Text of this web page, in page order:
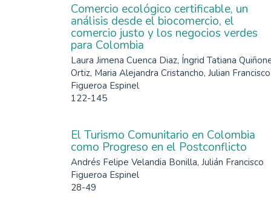
Comercio ecológico certificable, un
análisis desde el biocomercio, el
comercio justo y los negocios verdes
para Colombia
Laura Jimena Cuenca Diaz, Íngrid Tatiana
Ortiz, Maria Alejandra Cristancho, Julian Francisco
Figueroa Espinel
122-145
El Turismo Comunitario en Colombia
como Progreso en el Postconflicto
Andrés Felipe Velandia Bonilla, Julián Francisco
Figueroa Espinel
28-49